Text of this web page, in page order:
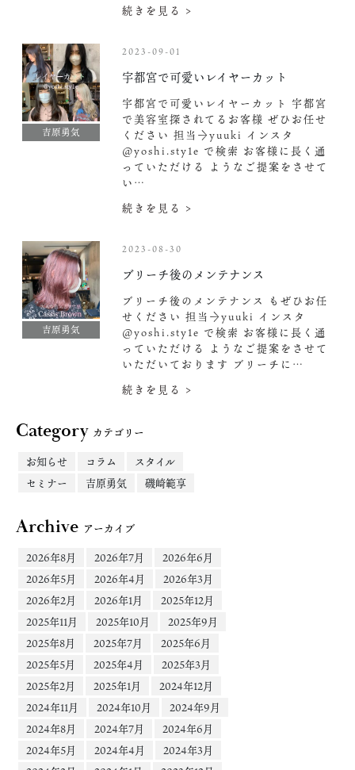
続きを見る >
吉原勇気
2023-09-01
宇都宮で可愛いレイヤーカット︎
宇都宮で可愛いレイヤーカット︎ 宇都宮
で美容室探されてるお客様 ぜひお任せ
ください︎ 担当→yuuki インスタ
@yoshi.sty1e で検索️ お客様に長く通
っていただける ようなご提案をさせて
い…
続きを見る >
吉原勇気
2023-08-30
ブリーチ後のメンテナンス
ブリーチ後のメンテナンス もぜひお任
せください‍ 担当→yuuki インスタ
@yoshi.sty1e で検索 お客様に長く通
っていただける ようなご提案をさせて
いただいております︎ ︎ブリーチに…
続きを見る >
Categoryカテゴリー
お知らせ
コラム
スタイル
セミナー
吉原勇気 磯崎範享
Archive アーカイブ
2026年8月
2026年7月
2026年6月
2026年5月
2026年4月
2026年3月
2026年2月
2026年1月
2025年12月
2025年11月
2025年10月
2025年9月
2025年8月
2025年7月
2025年6月
2025年5月
2025年4月
2025年3月
2025年2月
2025年1月
2024年12月
2024年11月
2024年10月
2024年9月
2024年8月
2024年7月
2024年6月
2024年5月
2024年4月
2024年3月